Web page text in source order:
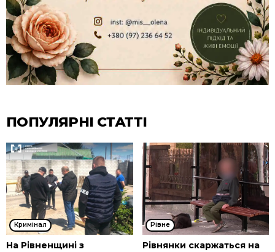
ПОПУЛЯРНІ СТАТТІ
Кримінал
На Рівненщині з
Рівне
Рівнянки скаржаться на